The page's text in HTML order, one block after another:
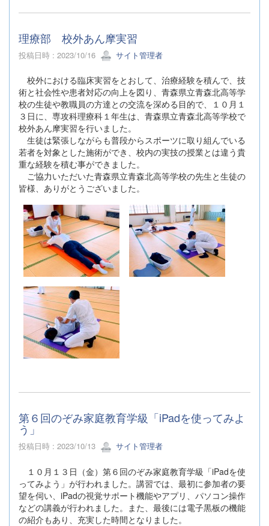
理療部 校外あん摩実習
投稿日時 : 2023/10/16 サイト管理者
校外における臨床実習をとおして、治療経験を積んで、技
術と社会性や患者対応の向上を図り、青森県立青森北高等学
校の生徒や教職員の方達との交流を深める目的で、１０月１
３日に、専攻科理療科１年生は、青森県立青森北高等学校で
校外あん摩実習を行いました。
生徒は緊張しながらも普段からスポーツに取り組んでいる
若者を対象とした施術ができ、校内の実技の授業とは違う貴
重な経験を積む事ができました。
ご協力いただいた青森県立青森北高等学校の先生と生徒の
皆様、ありがとうございました。
第６回のぞみ家庭教育学級「iPadを使ってみよ
う」
投稿日時 : 2023/10/13 サイト管理者
１０月１３日（金）第６回のぞみ家庭教育学級「iPadを使
ってみよう」が行われました。講習では、最初に参加者の要
望を伺い、iPadの視覚サポート機能やアプリ、パソコン操作
などの講義が行われました。また、最後には電子黒板の機能
の紹介もあり、充実した時間となりました。